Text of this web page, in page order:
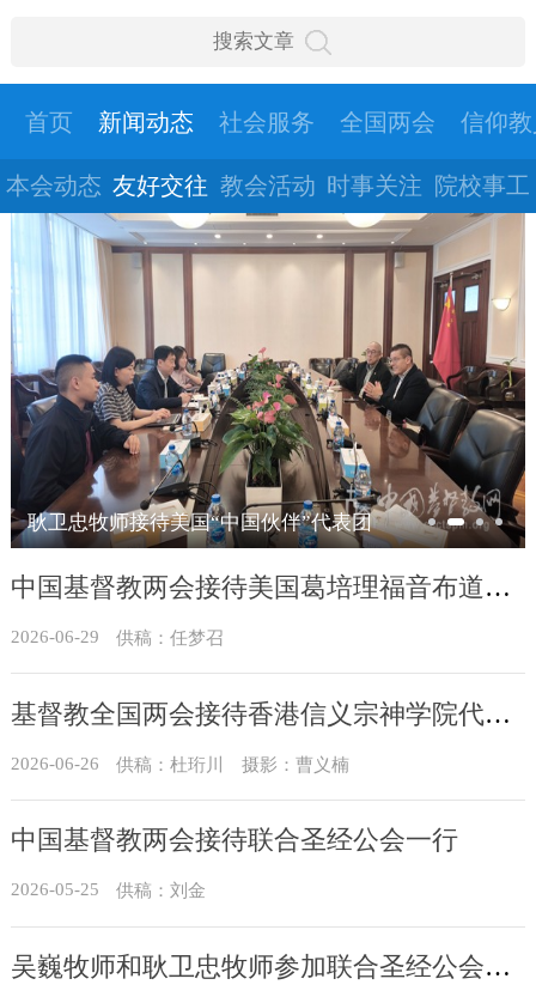
首页 新闻动态 社会服务 全国两会 信仰
本会动态 友好交往 教会活动 时事关注 院校事工
耿卫忠牧师接待美国“中国伙伴”代表团
中国基督教两会接待美国葛培理福音布道会访问团
2026-06-29 供稿：任梦召
基督教全国两会接待香港信义宗神学院代表团
2026-06-26 供稿：杜珩川 摄影：曹义楠
中国基督教两会接待联合圣经公会一行
2026-05-25 供稿：刘金
吴巍牧师和耿卫忠牧师参加联合圣经公会成立80周年庆典